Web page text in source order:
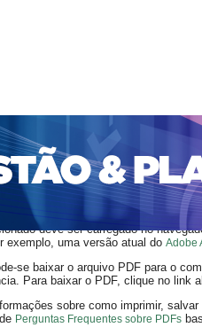
ACESSO CADASTRO
DA UNIFACS
SUBMISSÕES
ARTIGOS
TUTORIAL PARA
2020> Figueiredo
deve ser carregado no
exemplo, uma versão atual do Adobe
se baixar o arquivo PDF para o
Para baixar o PDF, clique no link
sobre como imprimir,
Perguntas Frequentes sobre PDFs